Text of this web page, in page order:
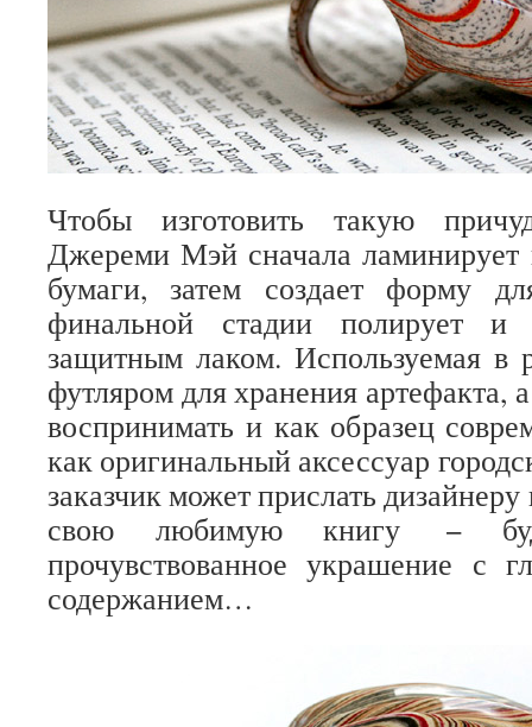
Чтобы изготовить такую
Джереми Мэй сначала ламинирует
бумаги, затем создает форму
финальной стадии полирует и
защитным лаком. Используемая в
футляром для хранения артефакта,
воспринимать и как образец
как оригинальный аксессуар
заказчик может прислать дизайнеру
свою любимую книгу −
прочувствованное украшение с
содержанием…